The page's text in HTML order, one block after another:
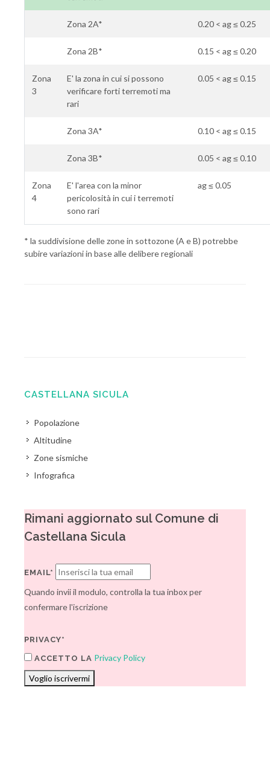
Zona 2A* 0.20 < ag ≤ 0.25
Zona 2B* 0.15 < ag ≤ 0.20
Zona
3
E' la zona in cui si possono
verificare forti terremoti ma
rari
0.05 < ag ≤ 0.15
Zona 3A* 0.10 < ag ≤ 0.15
Zona 3B* 0.05 < ag ≤ 0.10
Zona
4
E' l'area con la minor
pericolosità in cui i terremoti
sono rari
ag ≤ 0.05
* la suddivisione delle zone in sottozone (A e B) potrebbe
subire variazioni in base alle delibere regionali
CASTELLANA SICULA
Popolazione
Altitudine
Zone sismiche
Infografica
Rimani aggiornato sul Comune di
Castellana Sicula
EMAIL*
Quando invii il modulo, controlla la tua inbox per
confermare l'iscrizione
PRIVACY*
ACCETTO LA Privacy Policy
Voglio iscrivermi